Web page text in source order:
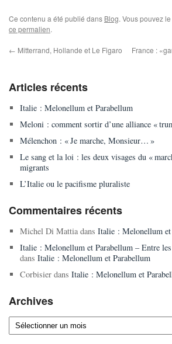
Ce contenu a été publié dans Blog. Vous pouvez
ce permalien.
← Mitterrand, Hollande et Le Figaro
France :
Articles récents
Italie : Melonellum et Parabellum
Meloni : comment sortir d’une alliance «
Mélenchon : « Je marche, Monsieur… »
Le sang et la loi : les deux visages du «
migrants
L’Italie ou le pacifisme pluraliste
Commentaires récents
Michel Di Mattiadans Italie : Melonellum et
Italie : Melonellum et Parabellum – Entre
dans Italie : Melonellum et Parabellum
Corbisierdans Italie : Melonellum et
Archives
Archives